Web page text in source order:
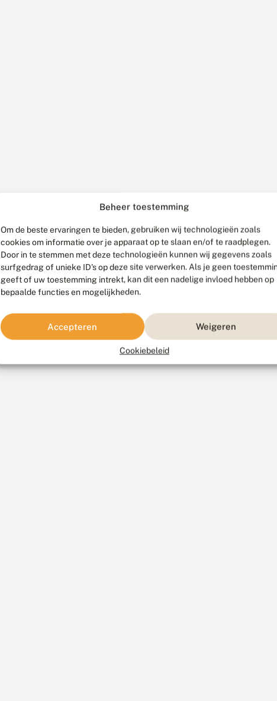
Beheer toestemming
Om de beste ervaringen te bieden, gebruiken wij technologieën zoals
cookies om informatie over je apparaat op te slaan en/of te raadplegen.
Door in te stemmen met deze technologieën kunnen wij gegevens zoals
surfgedrag of unieke ID's op deze site verwerken. Als je geen
geeft of uw toestemming intrekt, kan dit een nadelige invloed hebben op
bepaalde functies en mogelijkheden.
Accepteren Weigeren
Cookiebeleid